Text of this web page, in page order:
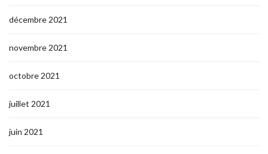
décembre 2021
novembre 2021
octobre 2021
juillet 2021
juin 2021